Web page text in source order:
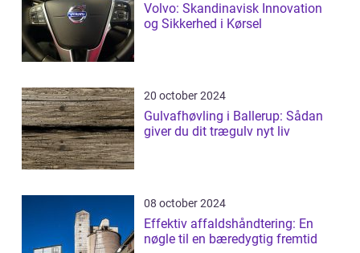
Volvo: Skandinavisk Innovation
og Sikkerhed i Kørsel
20 october 2024
Gulvafhøvling i Ballerup: Sådan
giver du dit trægulv nyt liv
08 october 2024
Effektiv affaldshåndtering: En
nøgle til en bæredygtig fremtid